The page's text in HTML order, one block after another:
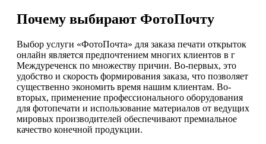
Почему выбирают ФотоПочту
Выбор услуги «ФотоПочта» для заказа печати открыток
онлайн является предпочтением многих клиентов в г
Междуреченск по множеству причин. Во-первых, это
удобство и скорость формирования заказа, что позволяет
существенно экономить время нашим клиентам. Во-
вторых, применение профессионального оборудования
для фотопечати и использование материалов от ведущих
мировых производителей обеспечивают премиальное
качество конечной продукции.